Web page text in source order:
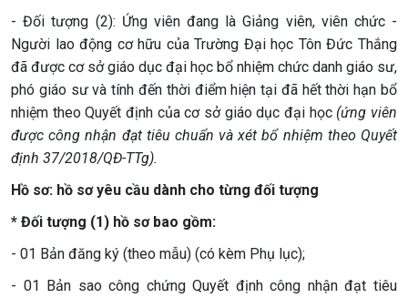
- Đối tượng (2): Ứng viên đang là Giảng viên, viên chức -
Người lao động cơ hữu của Trường Đại học Tôn Đức Thắng
đã được cơ sở giáo dục đại học bổ nhiệm chức danh giáo sư,
phó giáo sư và tính đến thời điểm hiện tại đã hết thời hạn bổ
nhiệm theo Quyết định của cơ sở giáo dục đại học (ứng viên
được công nhận đạt tiêu chuẩn và xét bổ nhiệm theo Quyết
định 37/2018/QĐ-TTg).
Hồ sơ: hồ sơ yêu cầu dành cho từng đối tượng
* Đối tượng (1) hồ sơ bao gồm:
- 01 Bản đăng ký (theo mẫu) (có kèm Phụ lục);
- 01 Bản sao công chứng Quyết định công nhận đạt tiêu